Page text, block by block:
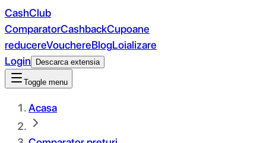
CashClub
ComparatorCashbackCupoane
reducereVouchereBlogLoializare
Login
Descarca extensia
Toggle menu
Acasa